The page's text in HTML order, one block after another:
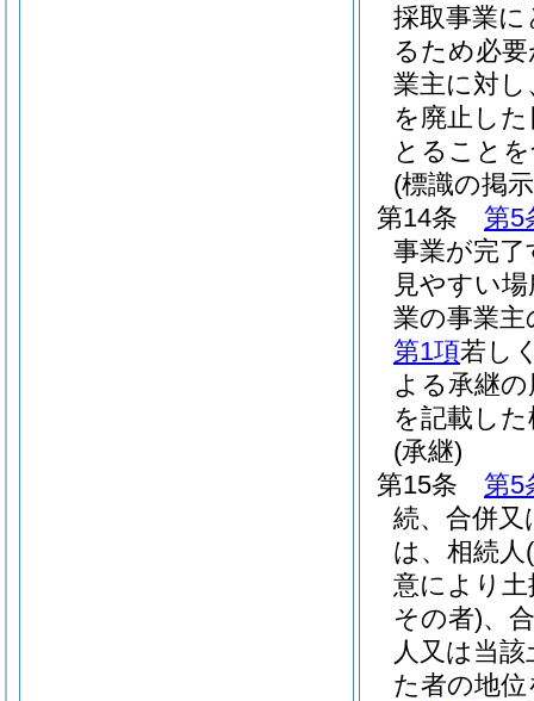
採取事業
るため必
業主に対し
を廃止し
とること
(標識の掲
第14条
第5
事業が完
見やすい
業の事業
第1項若し
よる承継
を記載し
(承継)
第15条
第5
続、合併
は、相続人
意により
その者)、
人又は当
た者の地